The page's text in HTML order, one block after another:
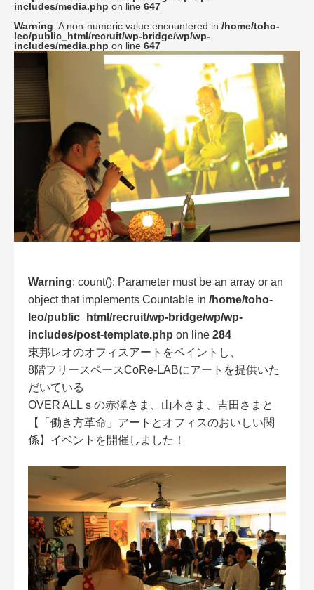
includes/media.php on line 647
Warning: A non-numeric value encountered in /home/toho-
leo/public_html/recruit/wp-bridge/wp/wp-
includes/media.php on line 647
Warning: count(): Parameter must be an array or an
object that implements Countable in /home/toho-
leo/public_html/recruit/wp-bridge/wp/wp-
includes/post-template.php on line 284
東邦レオのオフィスアートをペイントし、
8階フリースペースCoRe-LABにアートを提供いた
だいている
OVER ALLｓの赤澤さま、山本さま、吉田さまと
【「働き方革命」アートとオフィスのおいしい関
係】イベントを開催しました！